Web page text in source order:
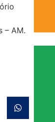
– AM.